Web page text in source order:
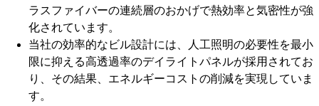
ラスファイバーの連続層のおかげで熱効率と気密性が強
化されています。
当社の効率的なビル設計には、人工照明の必要性を最小
限に抑える高透過率のデイライトパネルが採用されてお
り、その結果、エネルギーコストの削減を実現していま
す。